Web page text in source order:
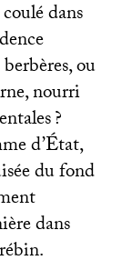
dans
ou
nourri
?
d’État,
du fond
dans